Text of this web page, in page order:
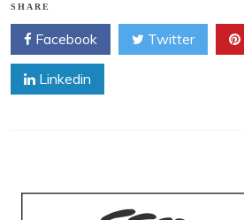
SHARE
Facebook Twitter
Linkedin